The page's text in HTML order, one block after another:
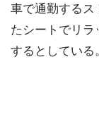
車で通勤するス
たシートでリ
するとしている。